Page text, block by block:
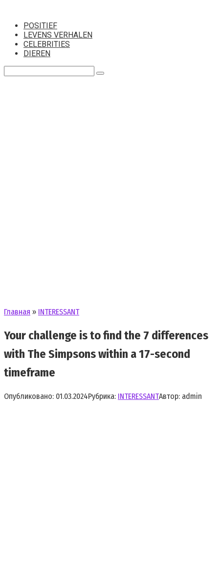
контентуPOSITIEF
LEVENS VERHALEN
CELEBRITIES
DIEREN
Главная » INTERESSANT
Your challenge is to find the 7 differences
with The Simpsons within a 17-second
timeframe
Опубликовано: 01.03.2024Рубрика: INTERESSANTАвтор: admin